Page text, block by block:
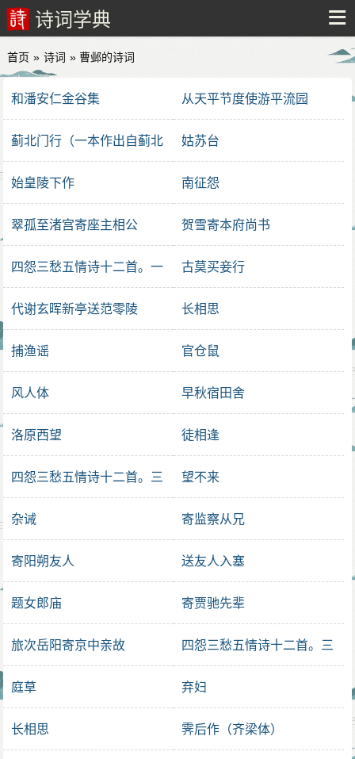
诗词学典
首页 » 诗词 » 曹邺的诗词
和潘安仁金谷集 从天平节度使游平流园
蓟北门行（一本作出自蓟北
姑苏台
始皇陵下作 南征怨
翠孤至渚宫寄座主相公 贺雪寄本府尚书
四怨三愁五情诗十二首。一
古莫买妾行
代谢玄晖新亭送范零陵 长相思
捕渔谣 官仓鼠
风人体 早秋宿田舍
洛原西望 徒相逢
四怨三愁五情诗十二首。三
望不来
杂诫 寄监察从兄
寄阳朔友人 送友人入塞
题女郎庙 寄贾驰先辈
旅次岳阳寄京中亲故
四怨三愁五情诗十二首。三
庭草
弃妇
长相思 霁后作（齐梁体）